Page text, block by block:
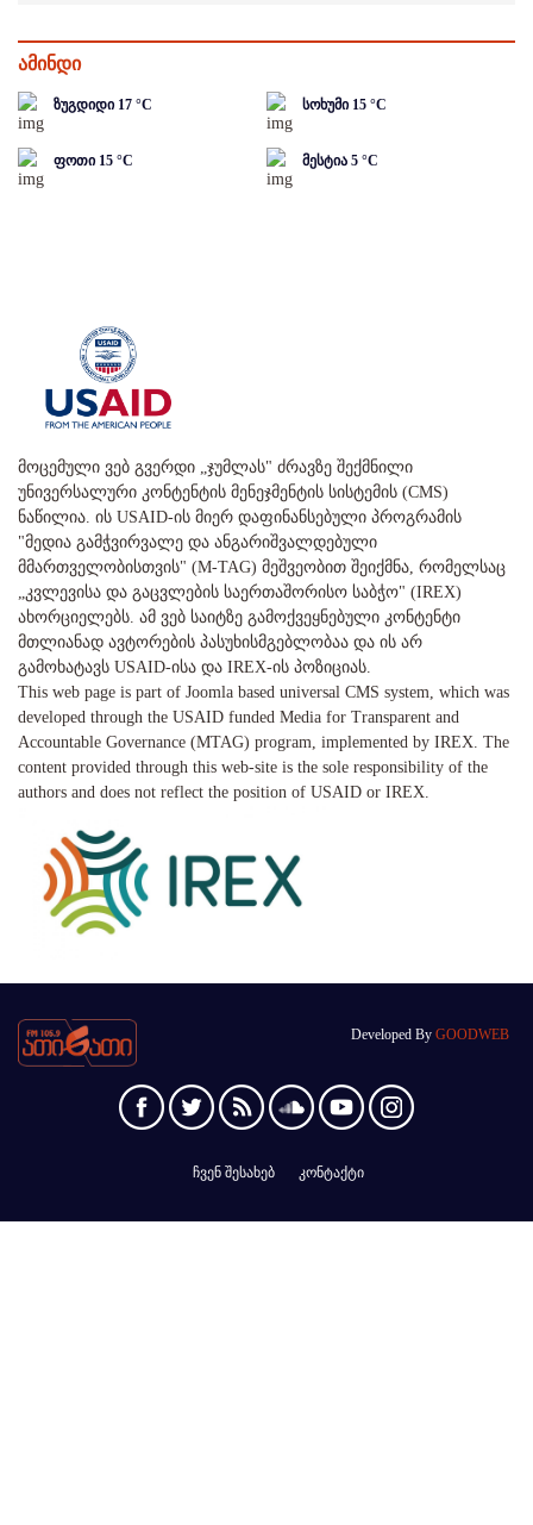
ამინდი
ზუგდიდი 17 °C სოხუმი 15 °C
ფოთი 15 °C მესტია 5 °C
მოცემული ვებ გვერდი „ჯუმლას" ძრავზე შექმნილი
უნივერსალური კონტენტის მენეჯმენტის სისტემის (CMS)
ნაწილია. ის USAID-ის მიერ დაფინანსებული პროგრამის
"მედია გამჭვირვალე და ანგარიშვალდებული
მმართველობისთვის" (M-TAG) მეშვეობით შეიქმნა, რომელსაც
„კვლევისა და გაცვლების საერთაშორისო საბჭო" (IREX)
ახორციელებს. ამ ვებ საიტზე გამოქვეყნებული კონტენტი
მთლიანად ავტორების პასუხისმგებლობაა და ის არ
გამოხატავს USAID-ისა და IREX-ის პოზიციას.
This web page is part of Joomla based universal CMS system, which was
developed through the USAID funded Media for Transparent and
Accountable Governance (MTAG) program, implemented by IREX. The
content provided through this web-site is the sole responsibility of the
authors and does not reflect the position of USAID or IREX.
Developed By GOODWEB
ჩვენ შესახებ კონტაქტი